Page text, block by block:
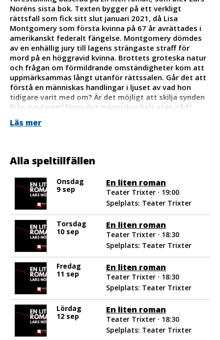
Noréns sista bok. Texten bygger på ett verkligt
rättsfall som fick sitt slut januari 2021, då Lisa
Montgomery som första kvinna på 67 år avrättades i
amerikanskt federalt fängelse. Montgomery dömdes
av en enhällig jury till lagens strängaste straff för
mord på en höggravid kvinna. Brottets groteska natur
och frågan om förmildrande omständigheter kom att
uppmärksammas långt utanför rättssalen. Går det att
förstå en människas handlingar i ljuset av vad hon
tidigare varit med om? Är det möjligt att skilja synden
från syndaren? Finns det människor helt utan nåd?
På scen: Kristin Falksten
Obs. Föreställningen innehåller starka beskrivningar av
Läs mer
Alla speltillfällen
Onsdag
9 sep
En liten roman
Teater Trixter · 19:00
Spelplats: Teater Trixter
Torsdag
10 sep
En liten roman
Teater Trixter · 18:30
Spelplats: Teater Trixter
Fredag
11 sep
En liten roman
Teater Trixter · 18:30
Spelplats: Teater Trixter
Lördag
12 sep
En liten roman
Teater Trixter · 18:30
Spelplats: Teater Trixter